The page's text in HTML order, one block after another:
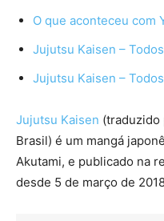
O que aconteceu com
Jujutsu Kaisen –
Jujutsu Kaisen –
Jujutsu Kaisen (traduzido
Brasil) é um mangá
Akutami, e publicado na
desde 5 de março de